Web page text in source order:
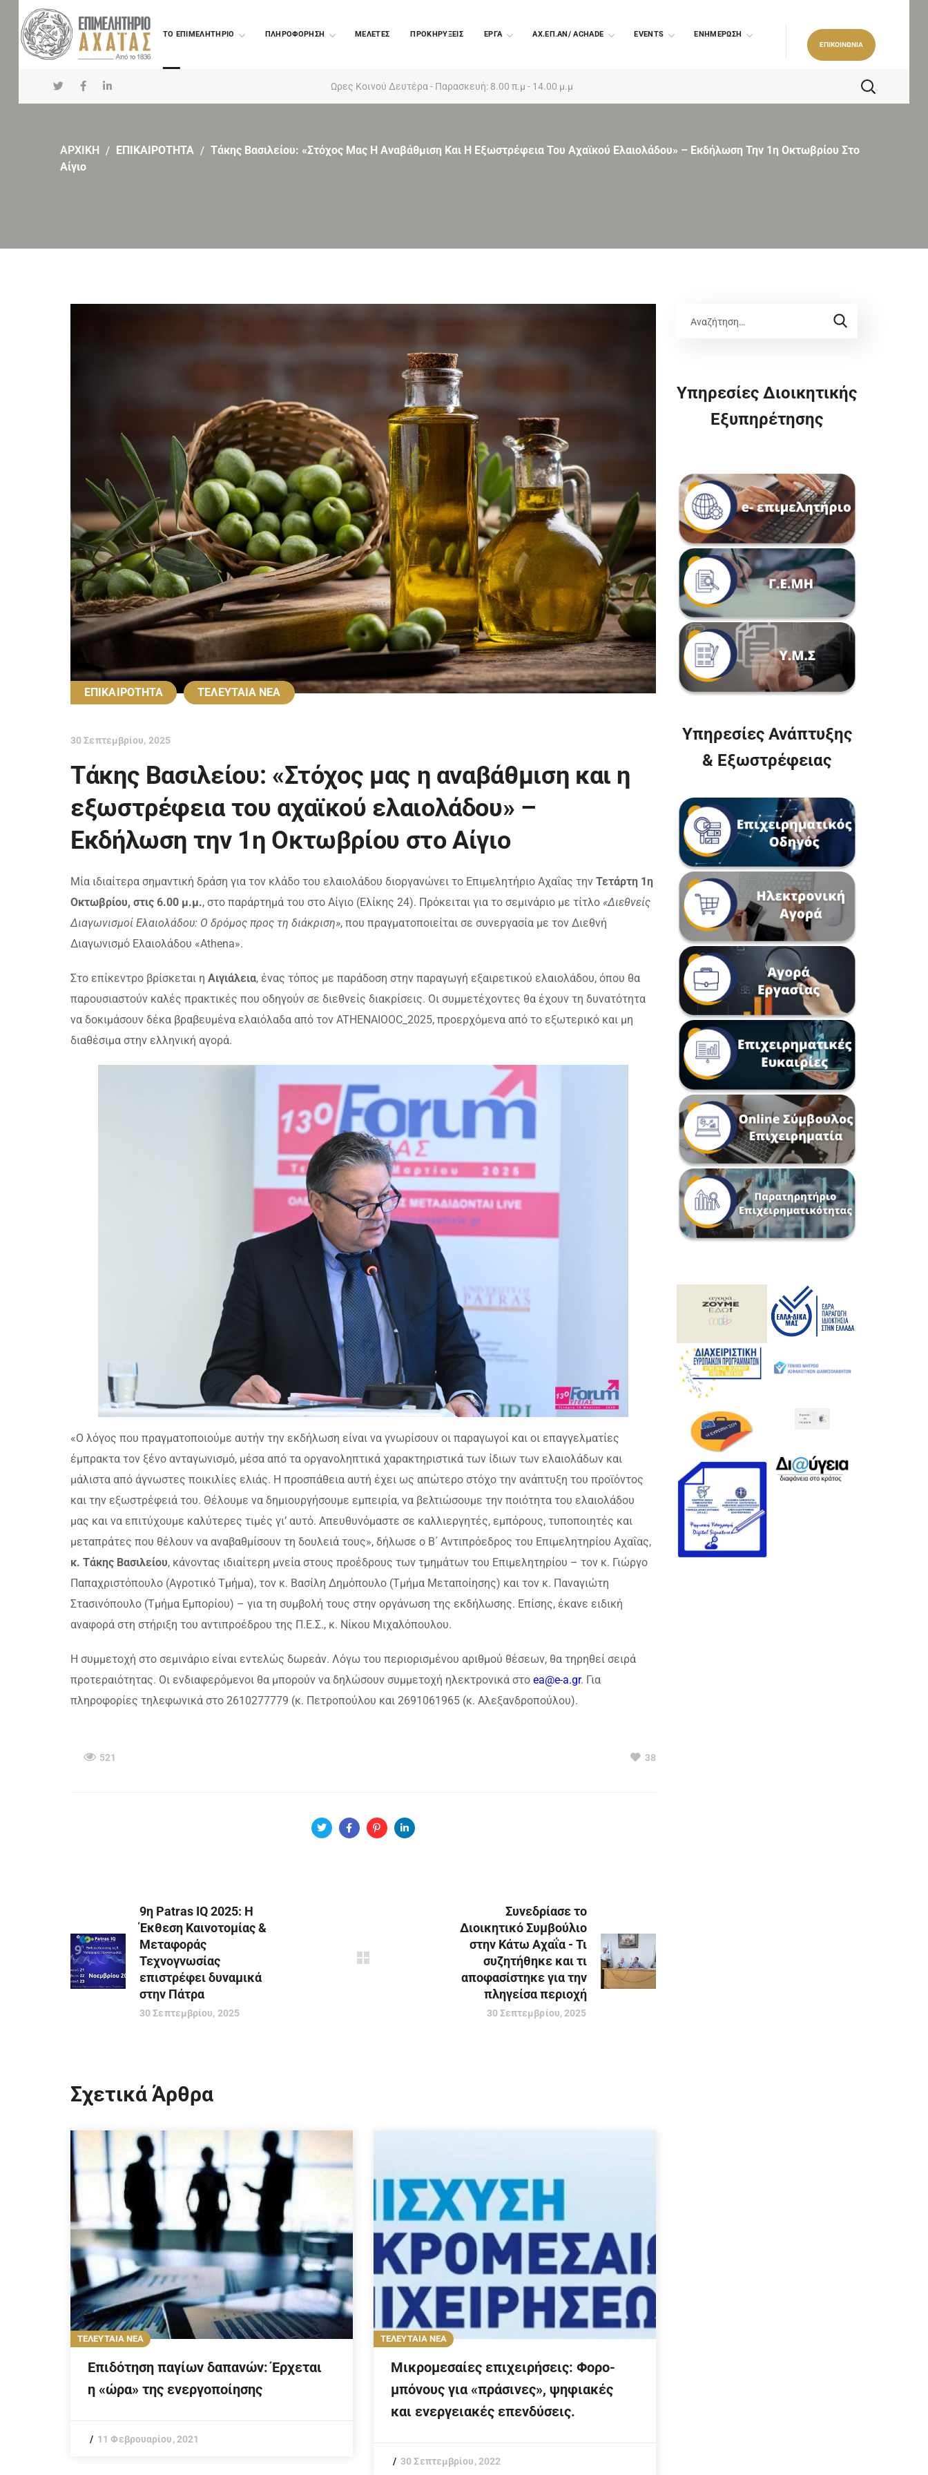
TO ΕΠΙΜΕΛΗΤΗΡΙΟ ΠΛΗΡΟΦΟΡΗΣΗ ΜΕΛΕΤΕΣ ΠΡΟΚΗΡΥΞΕΙΣ EΡΓΑ ΑΧ.ΕΠ.ΑΝ/ ACHADE EVENTS ΕΝΗΜΕΡΩΣΗ
ΕΠΙΚΟΙΝΩΝΙΑ
Ωρες Κοινού Δευτέρα - Παρασκευή: 8.00 π.μ - 14.00 μ.μ
ΑΡΧΙΚΗ ΕΠΙΚΑΙΡΟΤΗΤΑ
Τάκης Βασιλείου: «Στόχος Μας Η Αναβάθμιση Και Η Εξωστρέφεια Του Αχαϊκού Ελαιολάδου» – Εκδήλωση Την 1η Οκτωβρίου Στο
Αίγιο
ΕΠΙΚΑΙΡΟΤΗΤΑ ΤΕΛΕΥΤΑΙΑ ΝΕΑ
30 Σεπτεμβρίου, 2025
Τάκης Βασιλείου: «Στόχος μας η αναβάθμιση και η
εξωστρέφεια του αχαϊκού ελαιολάδου» –
Εκδήλωση την 1η Οκτωβρίου στο Αίγιο
Μία ιδιαίτερα σημαντική δράση για τον κλάδο του ελαιολάδου διοργανώνει το Επιμελητήριο Αχαΐας την Τετάρτη 1η
Οκτωβρίου, στις 6.00 μ.μ., στο παράρτημά του στο Αίγιο (Ελίκης 24). Πρόκειται για το σεμινάριο με τίτλο «Διεθνείς
Διαγωνισμοί Ελαιολάδου: Ο δρόμος προς τη διάκριση», που πραγματοποιείται σε συνεργασία με τον Διεθνή
Διαγωνισμό Ελαιολάδου «Athena».
Στο επίκεντρο βρίσκεται η Αιγιάλεια, ένας τόπος με παράδοση στην παραγωγή εξαιρετικού ελαιολάδου, όπου θα
παρουσιαστούν καλές πρακτικές που οδηγούν σε διεθνείς διακρίσεις. Οι συμμετέχοντες θα έχουν τη δυνατότητα
να δοκιμάσουν δέκα βραβευμένα ελαιόλαδα από τον ATHENAIOOC_2025, προερχόμενα από το εξωτερικό και μη
διαθέσιμα στην ελληνική αγορά.
«Ο λόγος που πραγματοποιούμε αυτήν την εκδήλωση είναι να γνωρίσουν οι παραγωγοί και οι επαγγελματίες
έμπρακτα τον ξένο ανταγωνισμό, μέσα από τα οργανοληπτικά χαρακτηριστικά των ίδιων των ελαιολάδων και
μάλιστα από άγνωστες ποικιλίες ελιάς. Η προσπάθεια αυτή έχει ως απώτερο στόχο την ανάπτυξη του προϊόντος
και την εξωστρέφειά του. Θέλουμε να δημιουργήσουμε εμπειρία, να βελτιώσουμε την ποιότητα του ελαιολάδου
μας και να επιτύχουμε καλύτερες τιμές γι’ αυτό. Απευθυνόμαστε σε καλλιεργητές, εμπόρους, τυποποιητές και
μεταπράτες που θέλουν να αναβαθμίσουν τη δουλειά τους», δήλωσε ο Β΄ Αντιπρόεδρος του Επιμελητηρίου Αχαΐας,
κ. Τάκης Βασιλείου, κάνοντας ιδιαίτερη μνεία στους προέδρους των τμημάτων του Επιμελητηρίου – τον κ. Γιώργο
Παπαχριστόπουλο (Αγροτικό Τμήμα), τον κ. Βασίλη Δημόπουλο (Τμήμα Μεταποίησης) και τον κ. Παναγιώτη
Στασινόπουλο (Τμήμα Εμπορίου) – για τη συμβολή τους στην οργάνωση της εκδήλωσης. Επίσης, έκανε ειδική
αναφορά στη στήριξη του αντιπροέδρου της Π.Ε.Σ., κ. Νίκου Μιχαλόπουλου.
Η συμμετοχή στο σεμινάριο είναι εντελώς δωρεάν. Λόγω του περιορισμένου αριθμού θέσεων, θα τηρηθεί σειρά
προτεραιότητας. Οι ενδιαφερόμενοι θα μπορούν να δηλώσουν συμμετοχή ηλεκτρονικά στο ea@e-a.gr. Για
πληροφορίες τηλεφωνικά στο 2610277779 (κ. Πετροπούλου και 2691061965 (κ. Αλεξανδροπούλου).
521 38
9η Patras IQ 2025: Η
Έκθεση Καινοτομίας &
Μεταφοράς
Τεχνογνωσίας
επιστρέφει δυναμικά
στην Πάτρα
30 Σεπτεμβρίου, 2025
Συνεδρίασε το
Διοικητικό Συμβούλιο
στην Κάτω Αχαΐα - Τι
συζητήθηκε και τι
αποφασίστηκε για την
πληγείσα περιοχή
30 Σεπτεμβρίου, 2025
Σχετικά Άρθρα
ΤΕΛΕΥΤΑΙΑ ΝΕΑ
Επιδότηση παγίων δαπανών: Έρχεται
η «ώρα» της ενεργοποίησης
11 Φεβρουαρίου, 2021
ΤΕΛΕΥΤΑΙΑ ΝΕΑ
Μικρομεσαίες επιχειρήσεις: Φορο-
μπόνους για «πράσινες», ψηφιακές
και ενεργειακές επενδύσεις.
30 Σεπτεμβρίου, 2022
Υπηρεσίες Διοικητικής
Εξυπηρέτησης
Υπηρεσίες Ανάπτυξης
& Εξωστρέφειας